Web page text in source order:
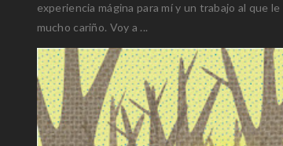
experiencia mágina para mí y un trabajo al que
mucho cariño. Voy a ...